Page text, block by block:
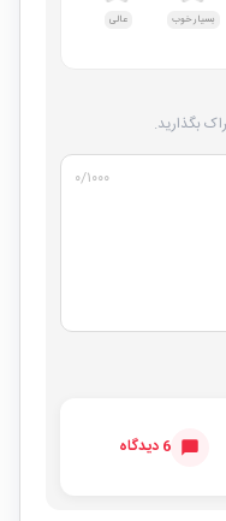
بسیار خوب عالی
بگذارید.
۰/۱۰۰۰
6 دیدگاه